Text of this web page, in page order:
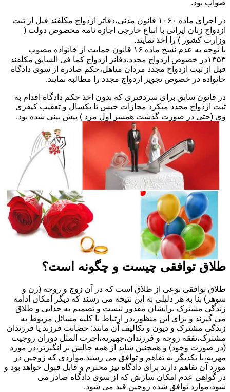
صواب بود.
در اجرای ماده ۱۰۶۰ قانون مدنی،دفاتر ازدواج مکلفند قبل از ثبت
ازدواج زنان ایرانی با اتباع خارجی اجازه نامه مخصوص دولت (
وزارت کشور ) را اخذ نمایند.
با توجه به عدم نسخ ماده ۱۶ قانون حمایت از خانواده مصوب
۱۳۵۳در خصوص ازدواج مجدد،دفانر ازدواج کما فی السابق مکلفند
قبل از ثبت ازدواج مجدد مردان متاهل،حکم صادره از سوی دادگاه
خانواده در خصوص تجویز ازدواج مجدد را مطالبه نمایند.
در قانون سابق برای سردفتری که بدون اخذ حکم دادگاه اقدام به
ثبت ازدواج مجدد میکرد مجازات حبس تا یکسال و تعقیب کیفری
وی (حتی در صورت گذشت همسر اول مرد ) پیش بینی شده بود.
طلاق توافقی چیست و چگونه است؟
طلاق توافقی نوعی از طلاق است که در آن زوج و زوجه (زن و
شوهر) بنا به هر دلیلی به این نتیجه می رسند که دیگر امکان ادامه
زندگی مشترک برایشان مقدور نیست و تصمیم به جدایی و طلاق
می گیرند و برای این منظور،در ارتباط با کلیه مسائل مربوط به
زندگی مشترک و دیون و تکالیف آن مانند: حضانت فرزند یا فرزندان
مشترک،نفقه زوجه و فرزندان،جهیزیه،اجرت المثل دوران زوجیت
(در صورت وجود) و همچنین شاید از همه چالش بر انگیزتر،در مورد
مهریه،با یکدیگر به تفاهم و توافق می رسند.مواردی که زوجین در
مورد آن تفاهم دارند برای دادگاه نیز محترم و قابل قبول خواهد بود و
در گواهی عدم امکان سازش که از سوی دادگاه صادر می
شود،موارد توافق شده زوجین قید می شود.